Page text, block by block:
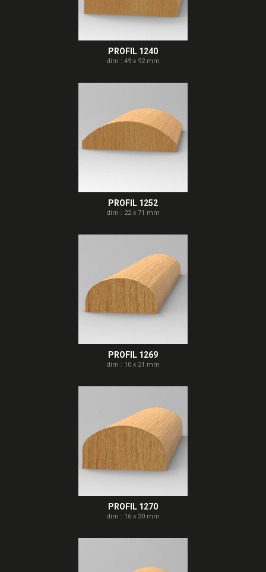
PROFIL 1240
dim : 49 x 92 mm
PROFIL 1252
dim : 22 x 71 mm
PROFIL 1269
dim : 10 x 21 mm
PROFIL 1270
dim : 16 x 30 mm